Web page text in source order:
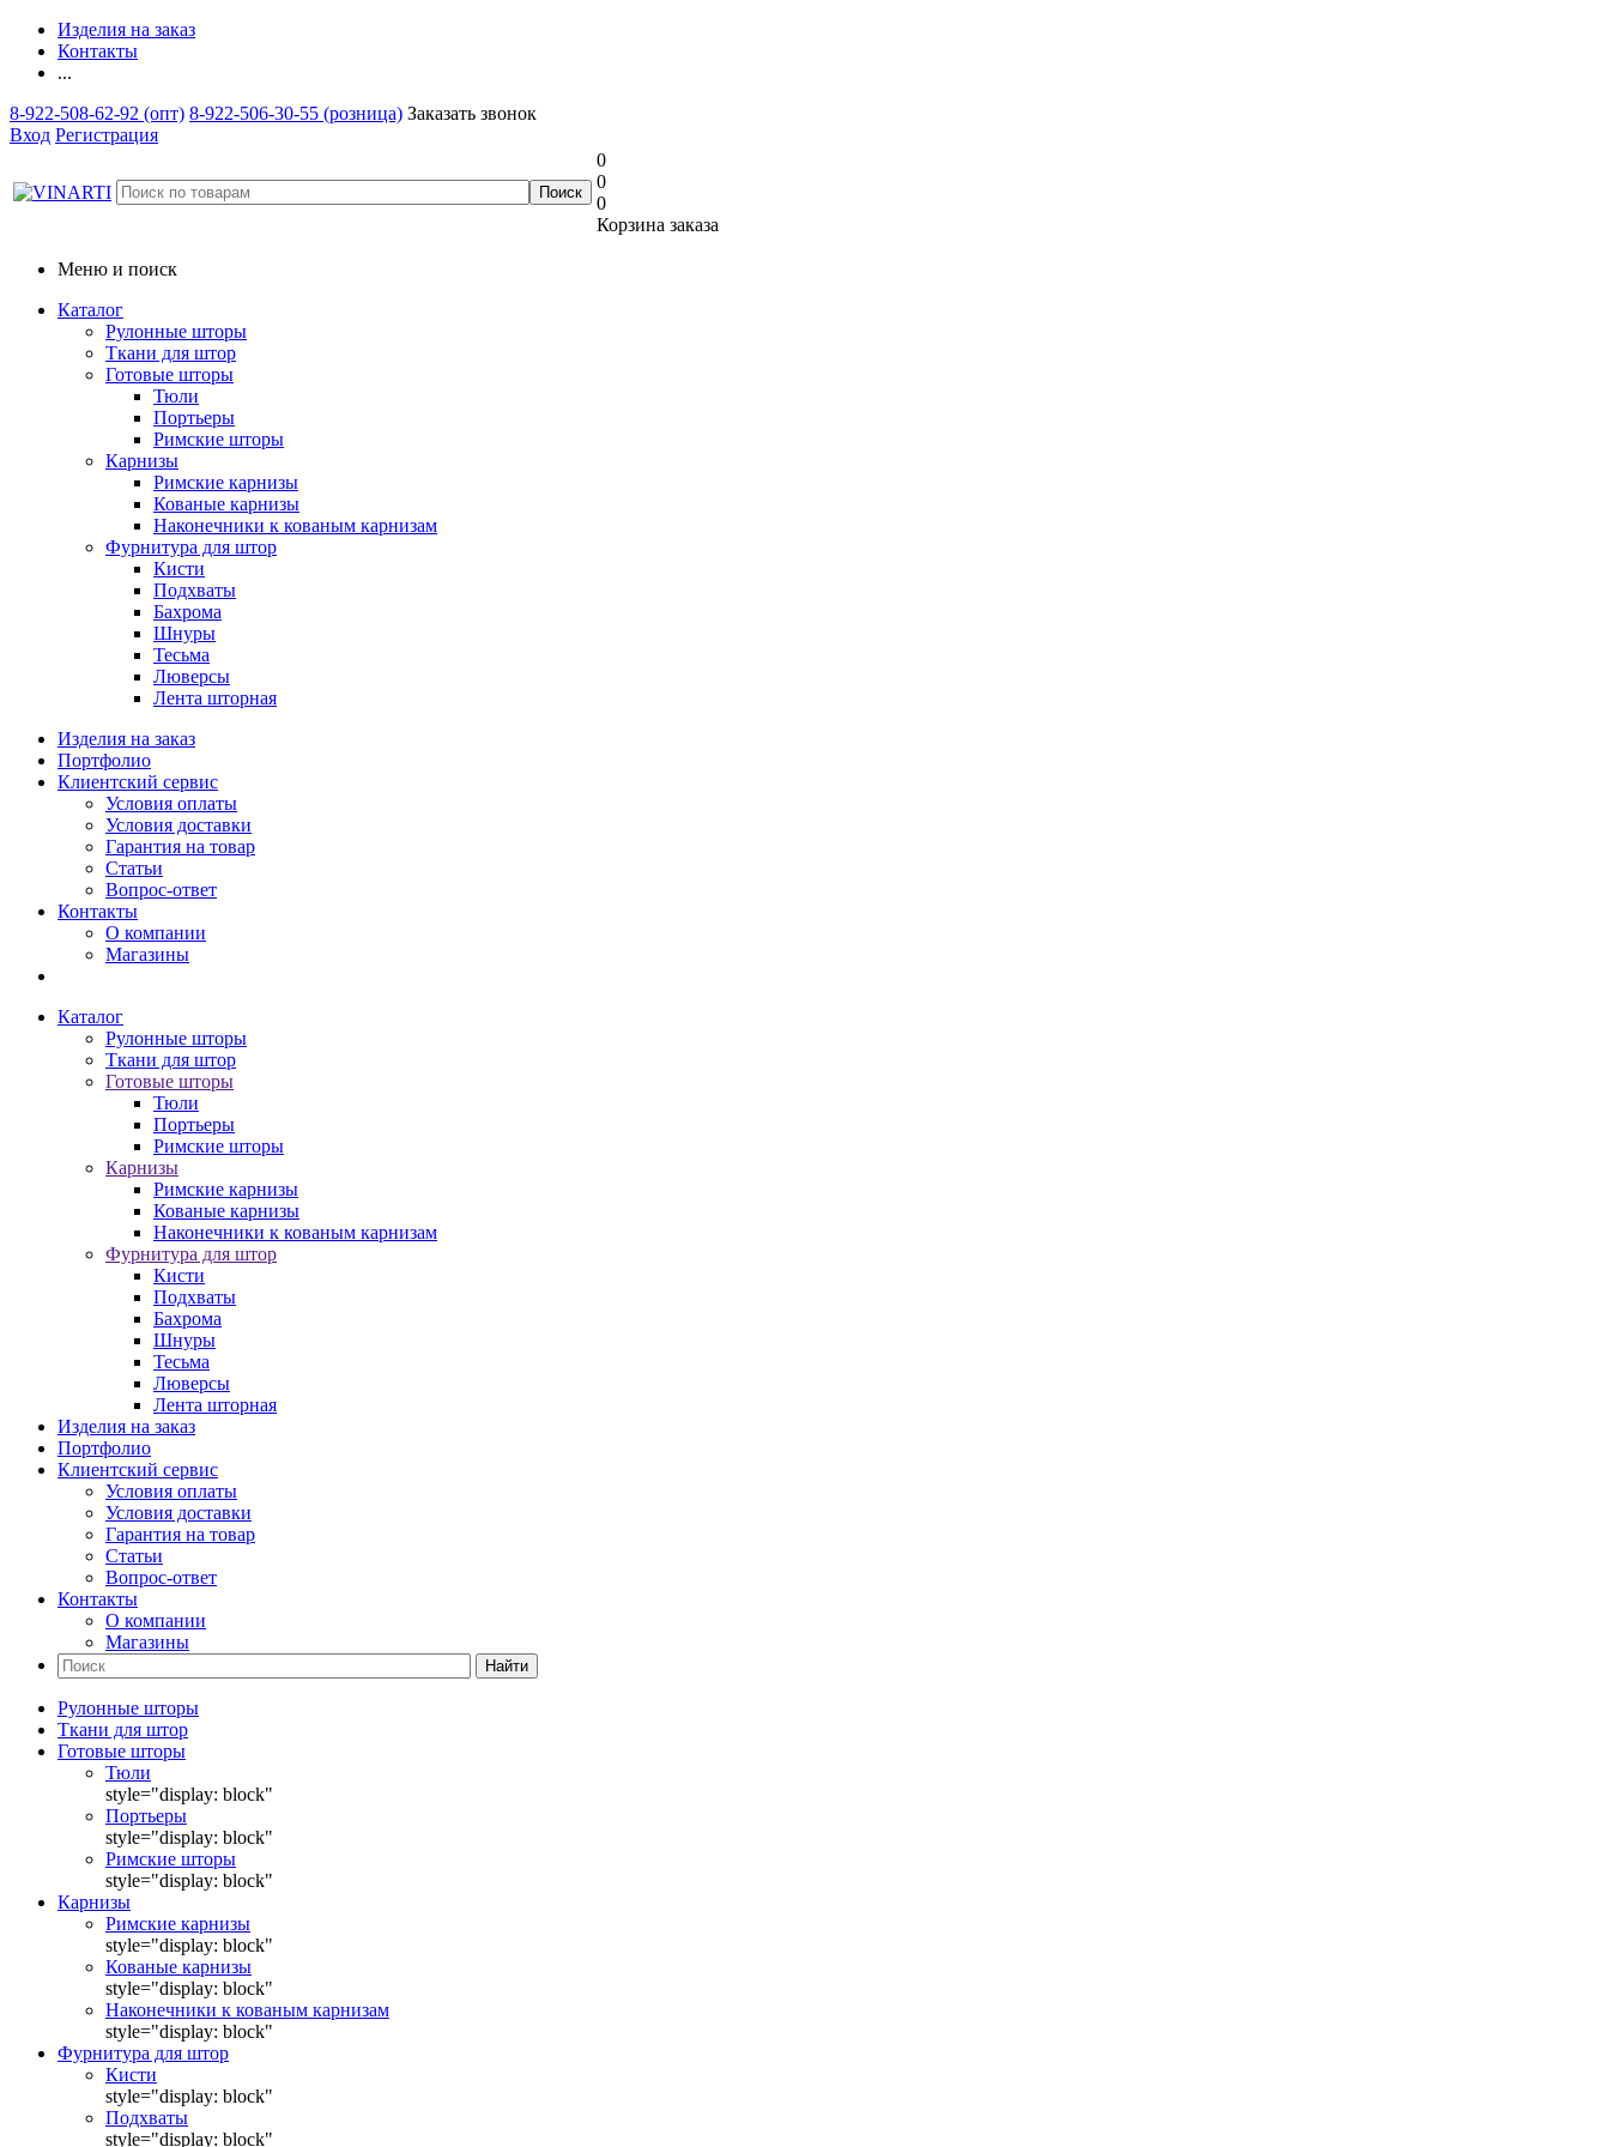
Изделия на заказ
Контакты
...
8-922-508-62-92 (опт) 8-922-506-30-55 (розница) Заказать звонок
Вход Регистрация
0
0
0
Корзина заказа
Меню и поиск
Каталог
Рулонные шторы
Ткани для штор
Готовые шторы
Тюли
Портьеры
Римские шторы
Карнизы
Римские карнизы
Кованые карнизы
Наконечники к кованым карнизам
Фурнитура для штор
Кисти
Подхваты
Бахрома
Шнуры
Тесьма
Люверсы
Лента шторная
Изделия на заказ
Портфолио
Клиентский сервис
Условия оплаты
Условия доставки
Гарантия на товар
Статьи
Вопрос-ответ
Контакты
О компании
Магазины
Каталог
Рулонные шторы
Ткани для штор
Готовые шторы
Тюли
Портьеры
Римские шторы
Карнизы
Римские карнизы
Кованые карнизы
Наконечники к кованым карнизам
Фурнитура для штор
Кисти
Подхваты
Бахрома
Шнуры
Тесьма
Люверсы
Лента шторная
Изделия на заказ
Портфолио
Клиентский сервис
Условия оплаты
Условия доставки
Гарантия на товар
Статьи
Вопрос-ответ
Контакты
О компании
Магазины
Найти
Рулонные шторы
Ткани для штор
Готовые шторы
Тюли
style="display: block"
Портьеры
style="display: block"
Римские шторы
style="display: block"
Карнизы
Римские карнизы
style="display: block"
Кованые карнизы
style="display: block"
Наконечники к кованым карнизам
style="display: block"
Фурнитура для штор
Кисти
style="display: block"
Подхваты
style="display: block"